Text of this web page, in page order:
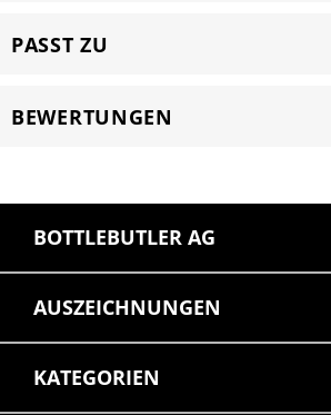
PASST ZU
BEWERTUNGEN
BOTTLEBUTLER AG
AUSZEICHNUNGEN
KATEGORIEN